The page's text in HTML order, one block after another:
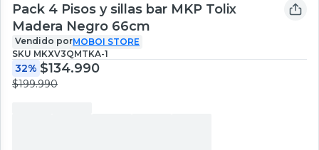
Pack 4 Pisos y sillas bar MKP Tolix
Madera Negro 66cm
Vendido porMOBOI STORE
SKU MKXV3QMTKA-1
32% $134.990
$199.990